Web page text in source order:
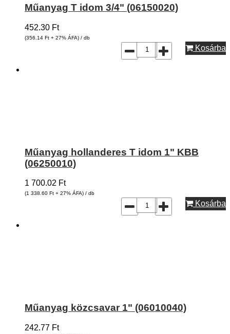
Műanyag T idom 3/4" (06150020)
452.30 Ft
(356.14 Ft + 27% ÁFA) / db
Kosárba
Műanyag hollanderes T idom 1" KBB
(06250010)
1 700.02 Ft
(1 338.60 Ft + 27% ÁFA) / db
Kosárba
Műanyag közcsavar 1" (06010040)
242.77 Ft